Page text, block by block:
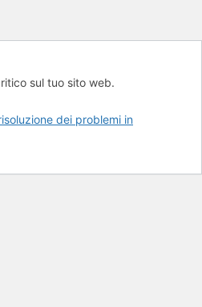
sul tuo sito web.
dei problemi in